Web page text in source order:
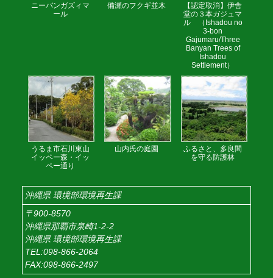
ニーバンガズィマ
ール
備瀬のフクギ並木
【認定取消】伊舎
堂の３本ガジュマ
ル （Ishadou no
3-bon
Gajumaru/Three
Banyan Trees of
Ishadou
Settlement）
うるま市石川東山
イッペー森・イッ
ペー通り
山内氏の庭園
ふるさと、多良間
を守る防護林
沖縄県 環境部環境再生課
〒900-8570
沖縄県那覇市泉崎1-2-2
沖縄県 環境部環境再生課
TEL:098-866-2064
FAX:098-866-2497